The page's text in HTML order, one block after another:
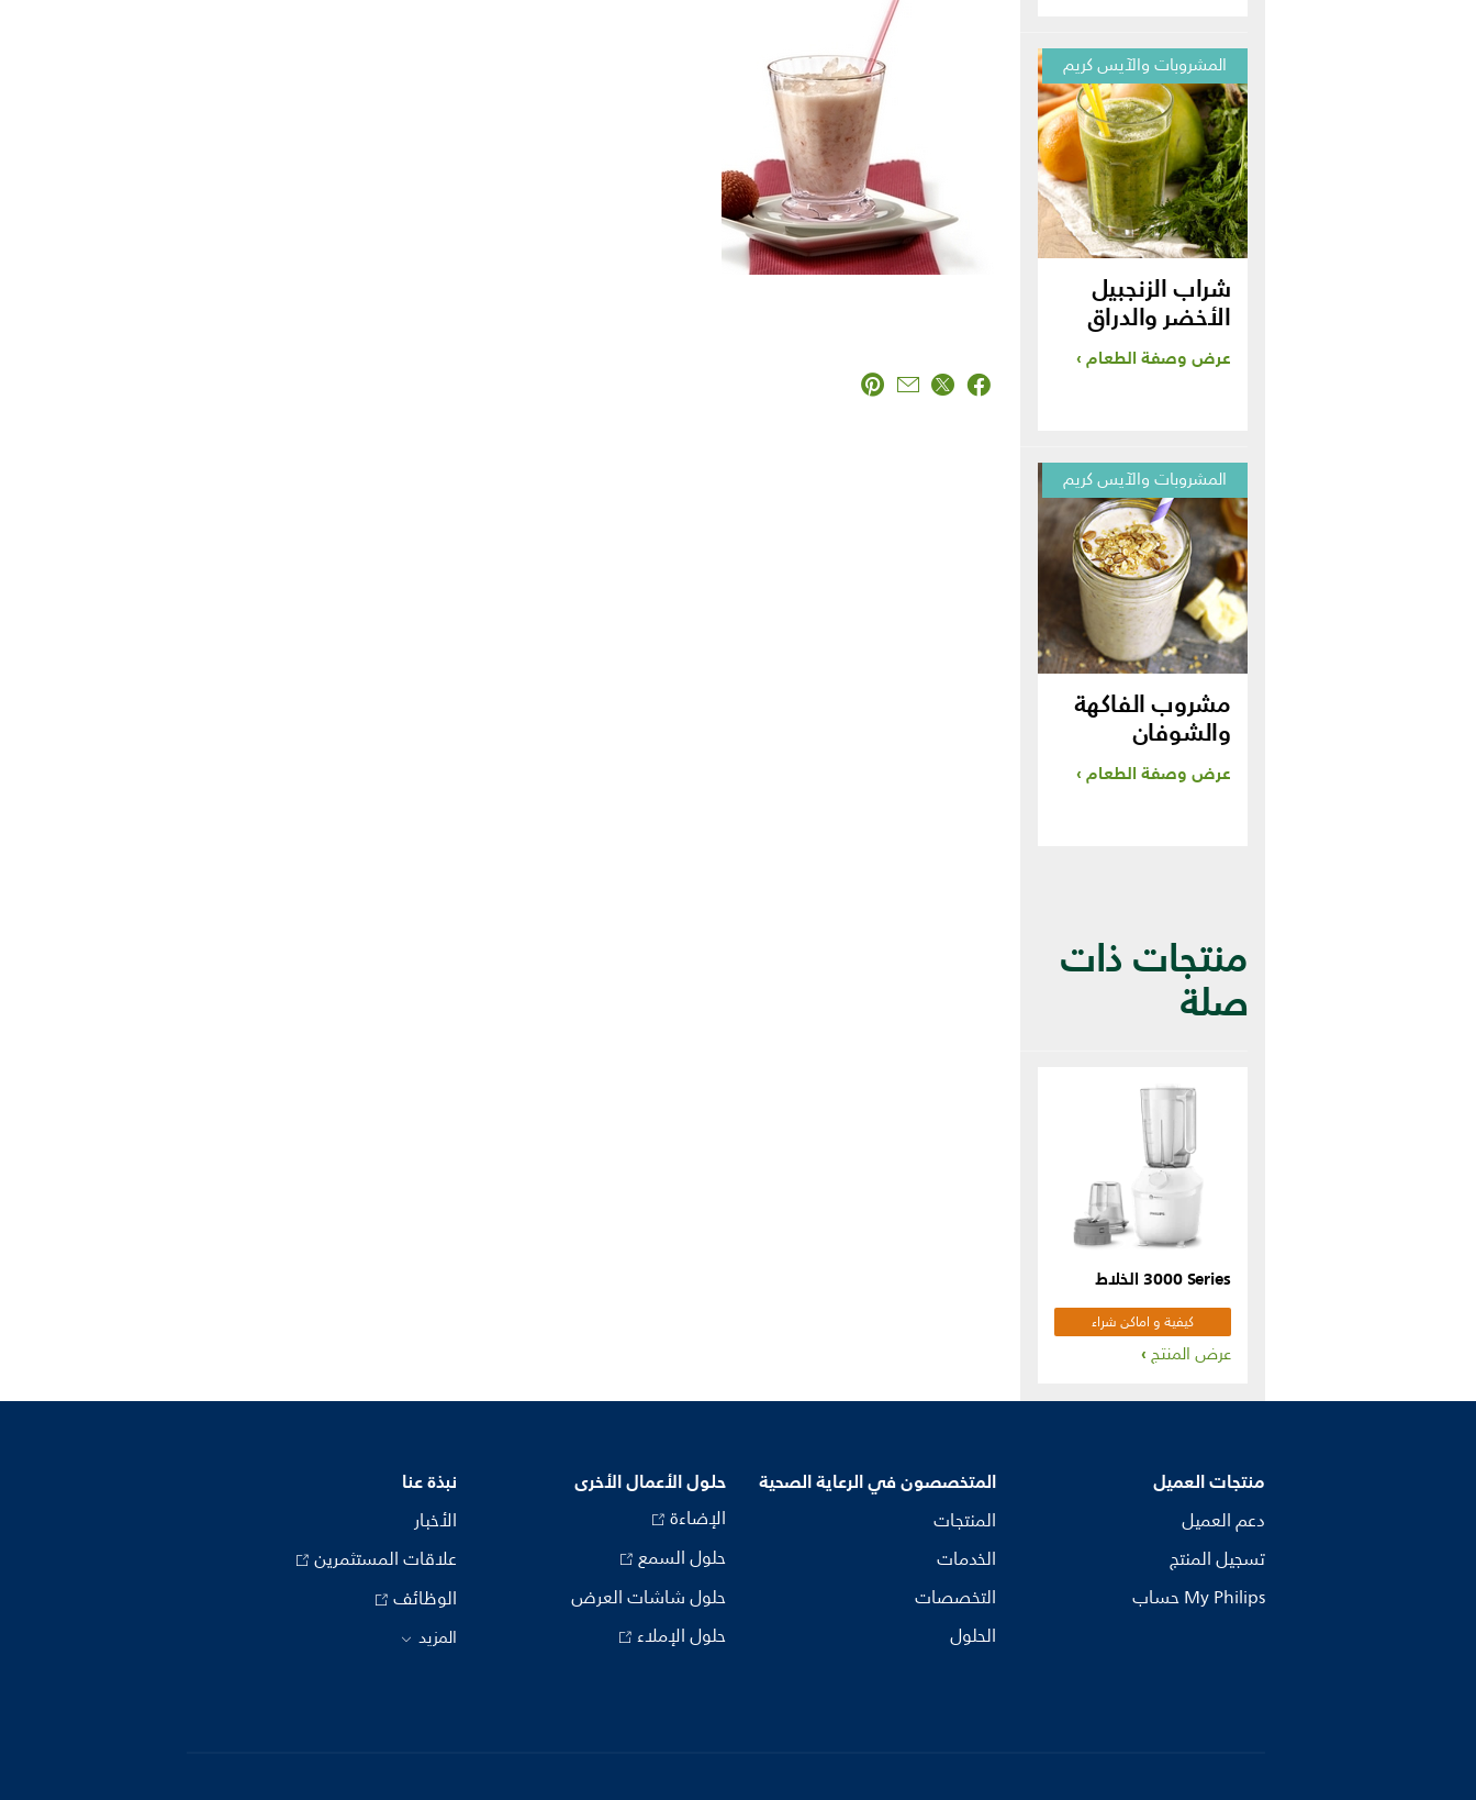
المشروبات والآيس كريم
شراب الزنجبيل
الأخضر والدراق
عرض وصفة الطعام
المشروبات والآيس كريم
مشروب الفاكهة
والشوفان
عرض وصفة الطعام
منتجات ذات
صلة
‎3000 Series الخلاط
كيفية و اماكن شراء
المنتجعرض المنتج
منتجات العميل
دعم العميل
تسجيل المنتج
My Philips حساب
المتخصصون في الرعاية الصحية
المنتجات
الخدمات
التخصصات
الحلول
حلول الأعمال الأخرى
الإضاءة
حلول السمع
حلول شاشات العرض
حلول الإملاء
نبذة عنا
الأخبار
علاقات المستثمرين
الوظائف
المزيد